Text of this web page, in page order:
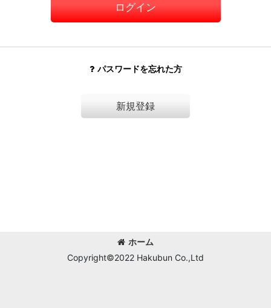
ログイン
パスワードを忘れた方
新規登録
ホーム
Copyright©2022 Hakubun Co.,Ltd